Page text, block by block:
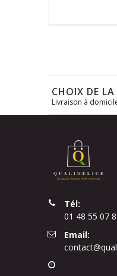
CHOIX DE
Livraison à
Tél:
01 48 55 07
Email: